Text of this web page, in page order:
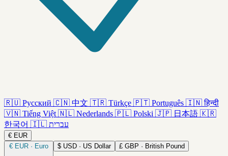
🇷🇺 Русский 🇨🇳 中文 🇹🇷 Türkçe 🇵🇹 Português 🇮🇳 हिन्दी
🇻🇳 Tiếng Việt 🇳🇱 Nederlands 🇵🇱 Polski 🇯🇵 日本語 🇰🇷
한국어 🇮🇱 עברית
€ EUR
€ EUR · Euro $ USD · US Dollar £ GBP · British Pound